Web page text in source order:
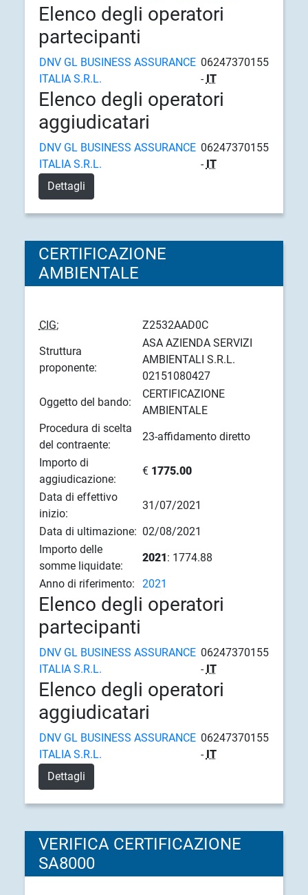
Elenco degli operatori
partecipanti
DNV GL BUSINESS ASSURANCE
ITALIA S.R.L.
06247370155
- IT
Elenco degli operatori
aggiudicatari
DNV GL BUSINESS ASSURANCE
ITALIA S.R.L.
06247370155
- IT
Dettagli
CERTIFICAZIONE
AMBIENTALE
CIG:
Z2532AAD0C
Struttura
proponente:
ASA AZIENDA SERVIZI
AMBIENTALI S.R.L.
02151080427
Oggetto del bando:
CERTIFICAZIONE
AMBIENTALE
Procedura di scelta
del contraente:
23-affidamento diretto
Importo di
aggiudicazione:
€ 1775.00
Data di effettivo
inizio:
31/07/2021
Data di ultimazione: 02/08/2021
Importo delle
somme liquidate:
2021: 1774.88
Anno di riferimento:
2021
Elenco degli operatori
partecipanti
DNV GL BUSINESS ASSURANCE
ITALIA S.R.L.
06247370155
- IT
Elenco degli operatori
aggiudicatari
DNV GL BUSINESS ASSURANCE
ITALIA S.R.L.
06247370155
- IT
Dettagli
VERIFICA CERTIFICAZIONE
SA8000